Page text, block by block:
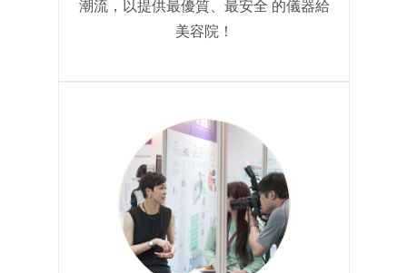
潮流，以提供最優質、最安全 的儀器給
美容院！